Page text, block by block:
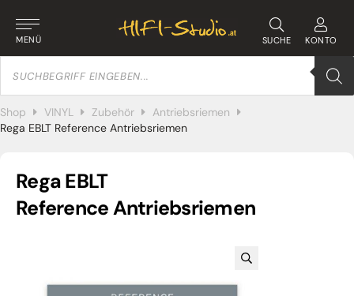
MENÜ SUCHE KONTO
Products
search
Shop VINYL Zubehör
Antriebsriemen
Rega EBLT Reference Antriebsriemen
Rega EBLT
Reference Antriebsriemen